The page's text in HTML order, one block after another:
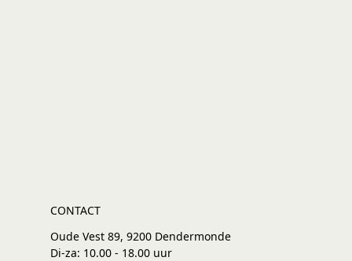
CONTACT
Oude Vest 89, 9200 Dendermonde
Di-za: 10.00 - 18.00 uur